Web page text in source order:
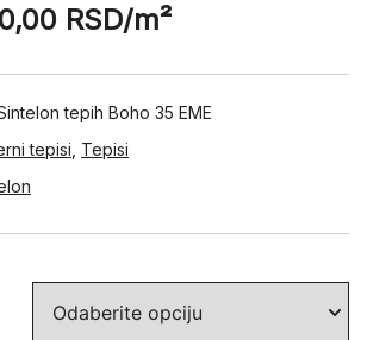
RSD/m²
tepih Boho 35 EME
tepisi Tepisi